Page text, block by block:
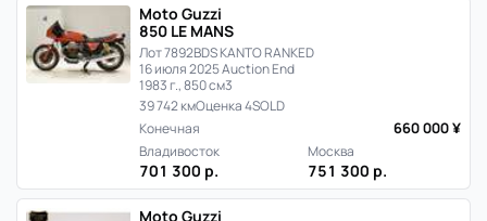
Moto Guzzi
850 LE MANS
Лот 7892BDS KANTO RANKED
16 июля 2025 Auction End
1983 г., 850 см3
39 742 кмОценка 4SOLD
Конечная
660 000 ¥
Владивосток
701 300 р.
Москва
751 300 р.
Moto Guzzi